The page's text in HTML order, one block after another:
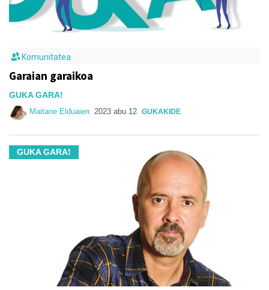
Komunitatea
Garaian garaikoa
GUKA GARA!
Maitane Elduaien 2023 abu 12 GUKAKIDE
GUKA GARA!